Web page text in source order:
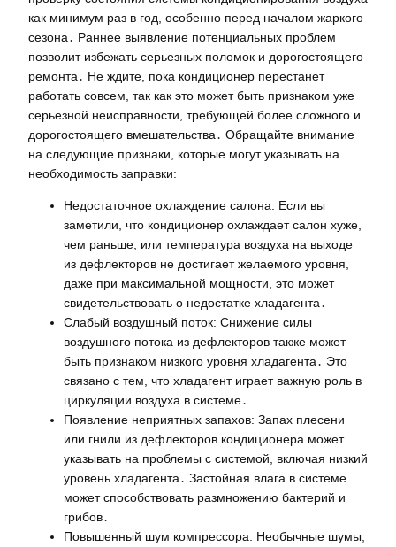
как минимум раз в год, особенно перед началом жаркого
сезона․ Раннее выявление потенциальных проблем
позволит избежать серьезных поломок и дорогостоящего
ремонта․ Не ждите, пока кондиционер перестанет
работать совсем, так как это может быть признаком уже
серьезной неисправности, требующей более сложного и
дорогостоящего вмешательства․ Обращайте внимание
на следующие признаки, которые могут указывать на
необходимость заправки:
Недостаточное охлаждение салона: Если вы
заметили, что кондиционер охлаждает салон хуже,
чем раньше, или температура воздуха на выходе
из дефлекторов не достигает желаемого уровня,
даже при максимальной мощности, это может
свидетельствовать о недостатке хладагента․
Слабый воздушный поток: Снижение силы
воздушного потока из дефлекторов также может
быть признаком низкого уровня хладагента․ Это
связано с тем, что хладагент играет важную роль в
циркуляции воздуха в системе․
Появление неприятных запахов: Запах плесени
или гнили из дефлекторов кондиционера может
указывать на проблемы с системой, включая низкий
уровень хладагента․ Застойная влага в системе
может способствовать размножению бактерий и
грибов․
Повышенный шум компрессора: Необычные шумы,